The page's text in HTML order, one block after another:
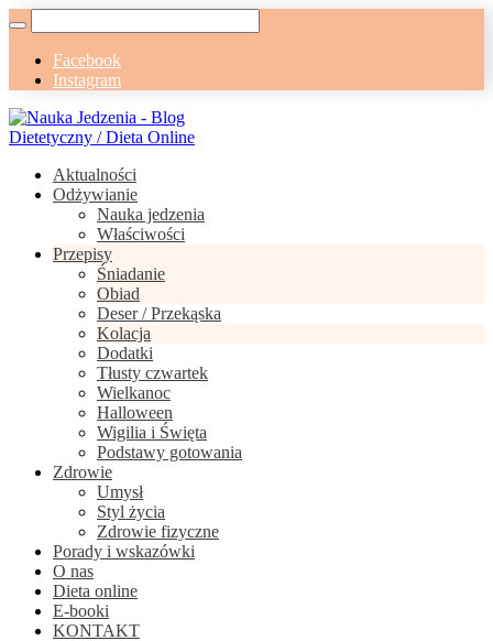
Facebook
Instagram
Aktualności
Odżywianie
Nauka jedzenia
Właściwości
Przepisy
Śniadanie
Obiad
Deser / Przekąska
Kolacja
Dodatki
Tłusty czwartek
Wielkanoc
Halloween
Wigilia i Święta
Podstawy gotowania
Zdrowie
Umysł
Styl życia
Zdrowie fizyczne
Porady i wskazówki
O nas
Dieta online
E-booki
KONTAKT